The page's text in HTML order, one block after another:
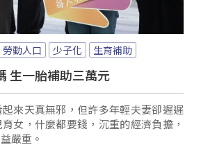
勞動人口 少子化 生育補助
生一胎補助三萬元
來天真無邪，但許多年輕夫妻卻遲遲
女，什麼都要錢，沉重的經濟負擔，
嚴重。